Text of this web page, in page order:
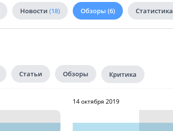
Новости (18) Обзоры (6) Статистика
Статьи Обзоры Критика
14 октября 2019